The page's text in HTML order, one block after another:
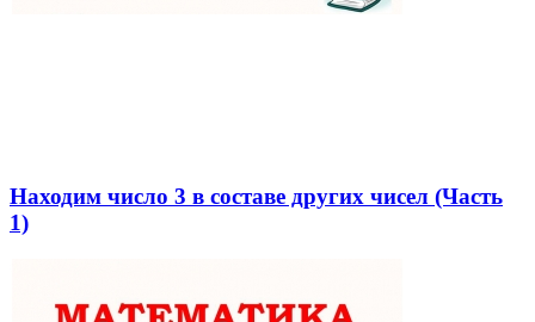
Находим число 3 в составе других чисел (Часть
1)